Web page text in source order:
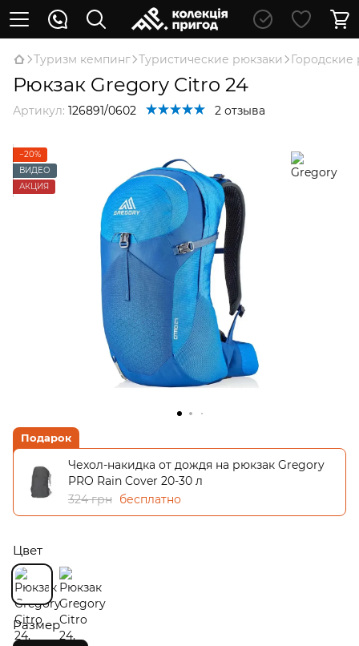
Туризм кемпинг Туристические рюкзаки Городские
Рюкзак Gregory Citro 24
Артикул: 126891/0602 2 отзыва
−20%
ВИДЕО
АКЦИЯ
Подарок
Чехол-накидка от дождя на рюкзак Gregory
PRO Rain Cover 20-30 л
324 грн бесплатно
Цвет
Размер